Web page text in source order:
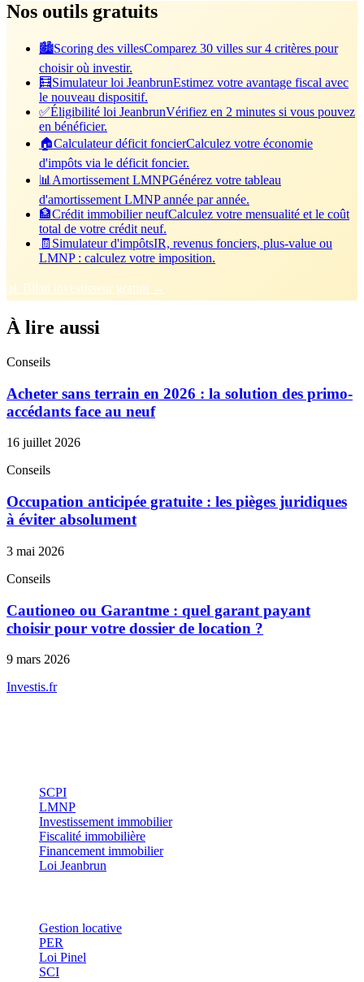
Nos outils gratuits
🏙️Scoring des villesComparez 30 villes sur 4 critères pour
choisir où investir.
🧮Simulateur loi JeanbrunEstimez votre avantage fiscal avec
le nouveau dispositif.
✅Éligibilité loi JeanbrunVérifiez en 2 minutes si vous pouvez
en bénéficier.
🏠Calculateur déficit foncierCalculez votre économie
d'impôts via le déficit foncier.
📊 Amortissement LMNPGénérez votre tableau
d'amortissement LMNP année par année.
🏦Crédit immobilier neufCalculez votre mensualité et le coût
total de votre crédit neuf.
🧾 Simulateur d'impôtsIR, revenus fonciers, plus-value ou
LMNP : calculez votre imposition.
📊 Bilan investisseur gratuit →
À lire aussi
Conseils
Acheter sans terrain en 2026 : la solution des primo-
accédants face au neuf
16 juillet 2026
Conseils
Occupation anticipée gratuite : les pièges juridiques
à éviter absolument
3 mai 2026
Conseils
Cautioneo ou Garantme : quel garant payant
choisir pour votre dossier de location ?
9 mars 2026
Investis.fr
SCPI
LMNP
Investissement immobilier
Fiscalité immobilière
Financement immobilier
Loi Jeanbrun
Gestion locative
PER
Loi Pinel
SCI